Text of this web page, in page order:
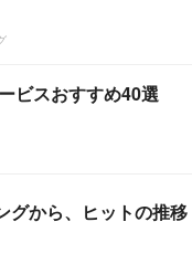
ビスおすすめ40選
グから、ヒットの推移